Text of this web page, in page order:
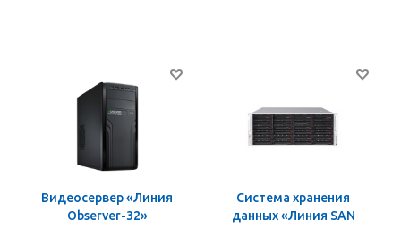
Видеосервер «Линия
Observer-32»
Система хранения
данных «Линия SAN